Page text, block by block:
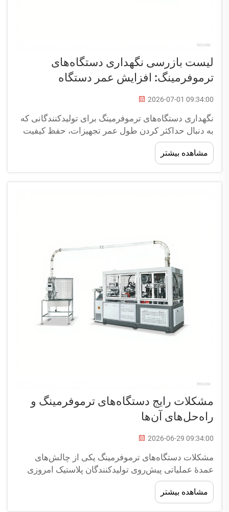
لیست بازرسی نگهداری دستگاه‌های
ترموفرمینگ: افزایش عمر دستگاه
2026-07-01 09:34:00
نگهداری دستگاه‌های ترموفرمینگ برای تولیدکنندگانی که
به دنبال حداکثر کردن طول عمر تجهیزات، حفظ کیفیت
ثابت تولید و کاهش زمان‌های ایست غیرضروری و پرهزینه
هستند، امری حیاتی است. عملیات صنعتی ترموفرمینگ به
ماشین‌آلات دقیقی متکی هستند که...
مشاهده بیشتر
مشکلات رایج دستگاه‌های ترموفرمینگ و
راه‌حل‌های آن‌ها
2026-06-29 09:34:00
مشکلات دستگاه‌های ترموفرمینگ یکی از چالش‌های
عمدهٔ عملیاتی پیش‌روی تولیدکنندگان پلاستیک امروزی
محسوب می‌شوند. هنگامی که مشکلات دستگاه‌های
ترموفرمینگ در خط تولید شما رخ می‌دهد، می‌توانند
برنامه‌های تولید را مختل کرده، مواد اولیه را هدر دهند و...
مشاهده بیشتر